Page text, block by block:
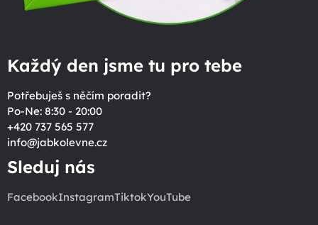
Každý den jsme tu pro tebe
Potřebuješ s něčím poradit?
Po-Ne: 8:30 - 20:00
+420 737 565 577
info@jabkolevne.cz
Sleduj nás
FacebookInstagramTiktokYouTube